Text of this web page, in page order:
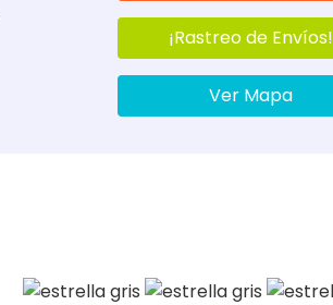
¡Rastreo de Envíos!
Ver Mapa